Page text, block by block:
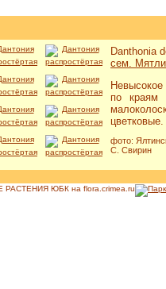
Danthonia
сем.
по краям
фото:
С. Свирин
ЮБК на flora.crimea.ru